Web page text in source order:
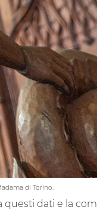
di Torino.
questi dati e la